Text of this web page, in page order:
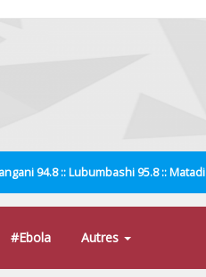
94.8 :: Lubumbashi 95.8 ::
#Ebola Autres